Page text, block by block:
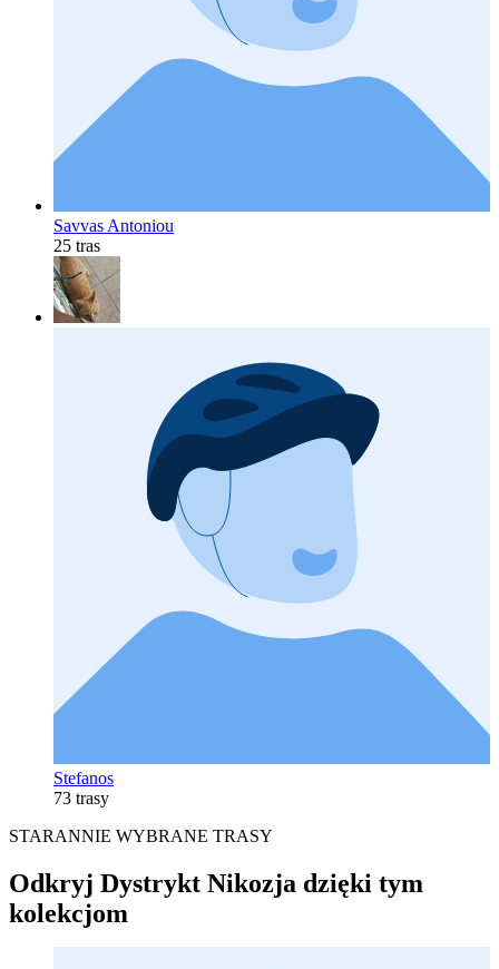
Savvas Antoniou
25 tras
Stefanos
73 trasy
STARANNIE WYBRANE TRASY
Odkryj Dystrykt Nikozja dzięki tym
kolekcjom